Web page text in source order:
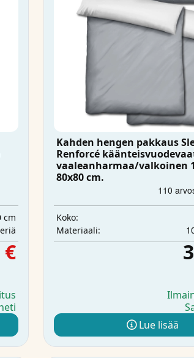
cm
€
Kahden hengen pakkaus
Renforcé
vaaleanharmaa/valkoinen
80x80 cm.
Koko:
Materiaali:
Lue lisää